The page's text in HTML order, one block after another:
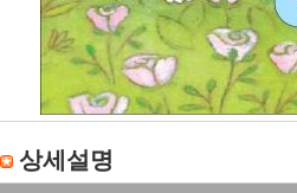
상세설명